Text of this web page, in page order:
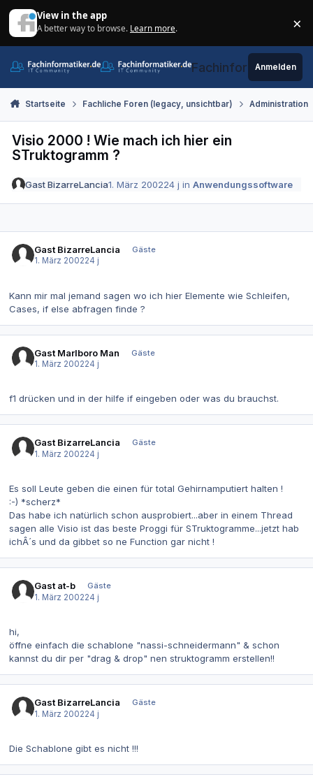
View in the app
A better way to browse. Learn more. ×
Fachinformatiker.de
Anmelden
Startseite Fachliche Foren (legacy, unsichtbar) Administration
Visio 2000 ! Wie mach ich hier ein
STruktogramm ?
Gast BizarreLancia1. März 200224 j inAnwendungssoftware
Gast BizarreLancia
Gäste
1. März 200224 j
Kann mir mal jemand sagen wo ich hier Elemente wie Schleifen,
Cases, if else abfragen finde ?
Gast Marlboro Man
Gäste
1. März 200224 j
f1 drücken und in der hilfe if eingeben oder was du brauchst.
Gast BizarreLancia
Gäste
1. März 200224 j
Es soll Leute geben die einen für total Gehirnamputiert halten !
:-) *scherz*
Das habe ich natürlich schon ausprobiert...aber in einem Thread
sagen alle Visio ist das beste Proggi für STruktogramme...jetzt hab
ichÂ´s und da gibbet so ne Function gar nicht !
Gast at-b
Gäste
1. März 200224 j
hi,
öffne einfach die schablone "nassi-schneidermann" & schon
kannst du dir per "drag & drop" nen struktogramm erstellen!!
Gast BizarreLancia
Gäste
1. März 200224 j
Die Schablone gibt es nicht !!!